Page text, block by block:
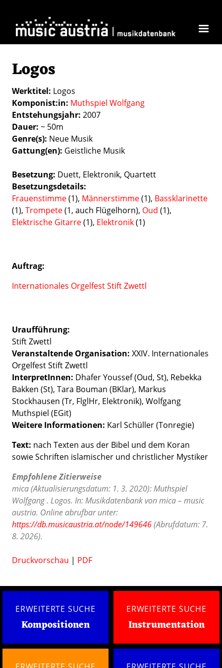
Logos
Werktitel Logos
Komponist:in Muthspiel Wolfgang
Entstehungsjahr 2007
Dauer ~ 50m
Genre(s) Neue Musik
Gattung(en) Geistliche Musik
Besetzung Duett Elektronik Quartett
Besetzungsdetails
Frauenstimme(1), Männerstimme(1), Bassklarinette
(1), Trompete(1, auch Flügelhorn), Oud (1),
Elektrische Gitarre(1), Elektronik(1)
Auftrag:
Internationales Orgelfest Stift Zwettl
Uraufführung:
Stift Zwettl
Veranstaltende Organisation: XXIV. Internationales
Orgelfest Stift Zwettl
InterpretInnen: Dhafer Youssef (Oud, St), Rebekka
Bakken (St), Tara Bouman (BKlar), Markus
Stockhausen (Tr, FlglHr, Elektronik), Wolfgang
Muthspiel (EGit)
Weitere Informationen: Karl Schüller (Tonregie)
Text: nach Texten aus der Bibel und dem Koran
sowie Schriften islamischer und christlicher Mystiker
Empfohlene Zitierweise
mica (Aktualisierungsdatum: 1. 3. 2020): Muthspiel
Wolfgang . Logos. In: Musikdatenbank von mica – music
austria. Online abrufbar unter:
https://db.musicaustria.at/node/149646(Abrufdatum: 7.
8. 2026).
Druckvorschau | PDF
ERWEITERTE SUCHE
Kompositionen
ERWEITERTE SUCHE
Instrumentation